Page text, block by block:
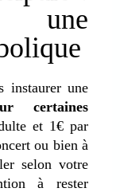
une
instaurer une
certaines
et 1€ par
ou bien à
selon votre
à rester